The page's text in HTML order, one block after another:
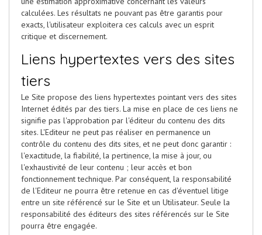
calculées. Les résultats ne pouvant pas être garantis pour
exacts, l'utilisateur exploitera ces calculs avec un esprit
critique et discernement.
Liens hypertextes vers des sites
tiers
Le Site propose des liens hypertextes pointant vers des sites
Internet édités par des tiers. La mise en place de ces liens ne
signifie pas l'approbation par l'éditeur du contenu des dits
sites. L'Editeur ne peut pas réaliser en permanence un
contrôle du contenu des dits sites, et ne peut donc garantir :
l'exactitude, la fiabilité, la pertinence, la mise à jour, ou
l'exhaustivité de leur contenu ; leur accès et bon
fonctionnement technique. Par conséquent, la responsabilité
de l'Editeur ne pourra être retenue en cas d'éventuel litige
entre un site référencé sur le Site et un Utilisateur. Seule la
responsabilité des éditeurs des sites référencés sur le Site
pourra être engagée.